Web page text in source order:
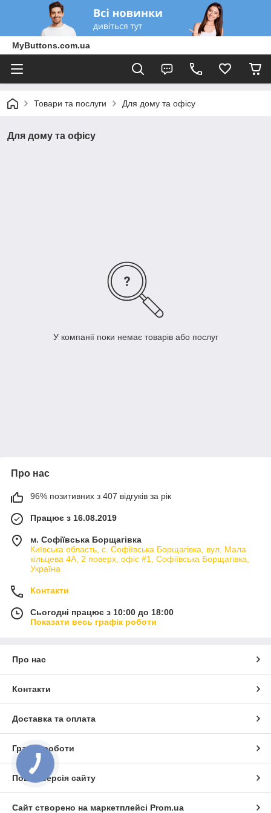
MyButtons.com.ua
Товари та послуги Для дому та офісу
Для дому та офісу
У компанії поки немає товарів або послуг
Про нас
96% позитивних з 407 відгуків за рік
Працює з 16.08.2019
м. Софіївська Борщагівка
Київська область, с. Софіївська Борщагівка, вул. Мала
кільцева 4А, 2 поверх, офіс #1, Софіївська Борщагівка,
Україна
Контакти
Сьогодні працює з 10:00 до 18:00
Показати весь графік роботи
Про нас
Контакти
Доставка та оплата
Графік роботи
Повна версія сайту
Сайт створено на маркетплейсі Prom.ua